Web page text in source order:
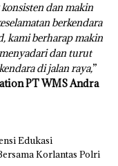
dan makin
berkendara
kami berharap makin
dan turut
di jalan raya,”
PT WMS Andra
Edukasi
Korlantas Polri